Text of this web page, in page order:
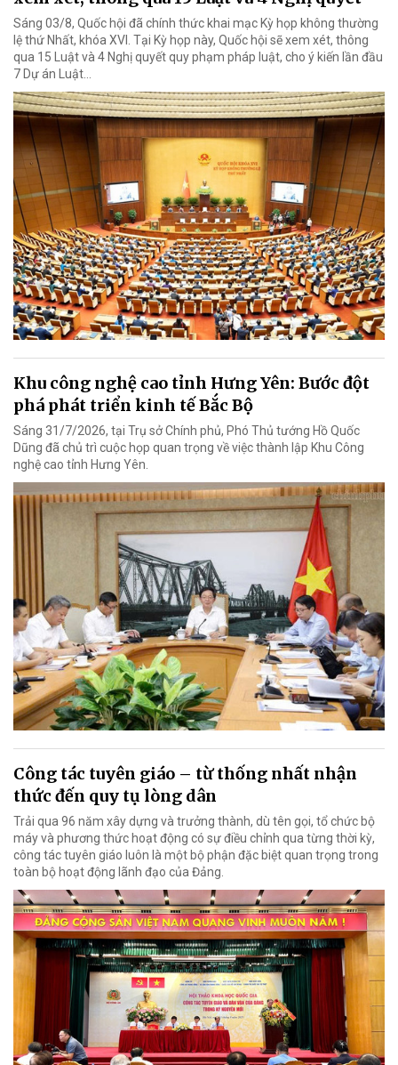
Sáng 03/8, Quốc hội đã chính thức khai mạc Kỳ họp không thường
lệ thứ Nhất, khóa XVI. Tại Kỳ họp này, Quốc hội sẽ xem xét, thông
qua 15 Luật và 4 Nghị quyết quy phạm pháp luật, cho ý kiến lần đầu
7 Dự án Luật…
Khu công nghệ cao tỉnh Hưng Yên: Bước đột
phá phát triển kinh tế Bắc Bộ
Sáng 31/7/2026, tại Trụ sở Chính phủ, Phó Thủ tướng Hồ Quốc
Dũng đã chủ trì cuộc họp quan trọng về việc thành lập Khu Công
nghệ cao tỉnh Hưng Yên.
Công tác tuyên giáo – từ thống nhất nhận
thức đến quy tụ lòng dân
Trải qua 96 năm xây dựng và trưởng thành, dù tên gọi, tổ chức bộ
máy và phương thức hoạt động có sự điều chỉnh qua từng thời kỳ,
công tác tuyên giáo luôn là một bộ phận đặc biệt quan trọng trong
toàn bộ hoạt động lãnh đạo của Đảng.